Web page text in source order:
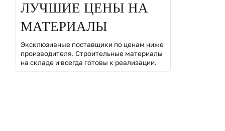
ЛУЧШИЕ ЦЕНЫ НА
МАТЕРИАЛЫ
Эксклюзивные поставщики по ценам ниже
производителя. Строительные материалы
на складе и всегда готовы к реализации.